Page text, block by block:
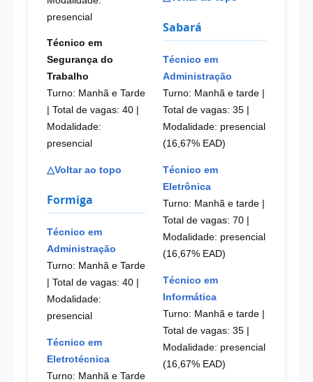
presencial
Técnico em
Segurança do
Trabalho
Turno: Manhã e Tarde
| Total de vagas: 40
Modalidade:
presencial
△Voltar ao topo
Formiga
Técnico em
Administração
Turno: Manhã e Tarde
| Total de vagas: 40
Modalidade:
presencial
Técnico em
Eletrotécnica
Turno: Manhã e Tarde
Sabará
Técnico em
Administração
Turno: Manhã e tarde |
Total de vagas: 35
Modalidade: presencial
(16,67% EAD)
Técnico em
Eletrônica
Turno: Manhã e tarde |
Total de vagas: 70
Modalidade: presencial
(16,67% EAD)
Técnico em
Informática
Turno: Manhã e tarde |
Total de vagas: 35 |
Modalidade: presencial
(16,67% EAD)